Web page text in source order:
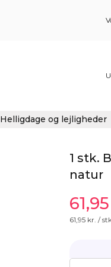
Helligdage og lejligheder
1 stk.
natur
61,95
61,95kr. /